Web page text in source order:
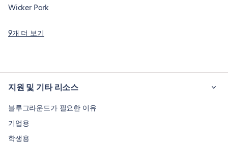
Wicker Park
9개 더 보기
지원 및 기타 리소스
블루그라운드가 필요한 이유
기업용
학생용